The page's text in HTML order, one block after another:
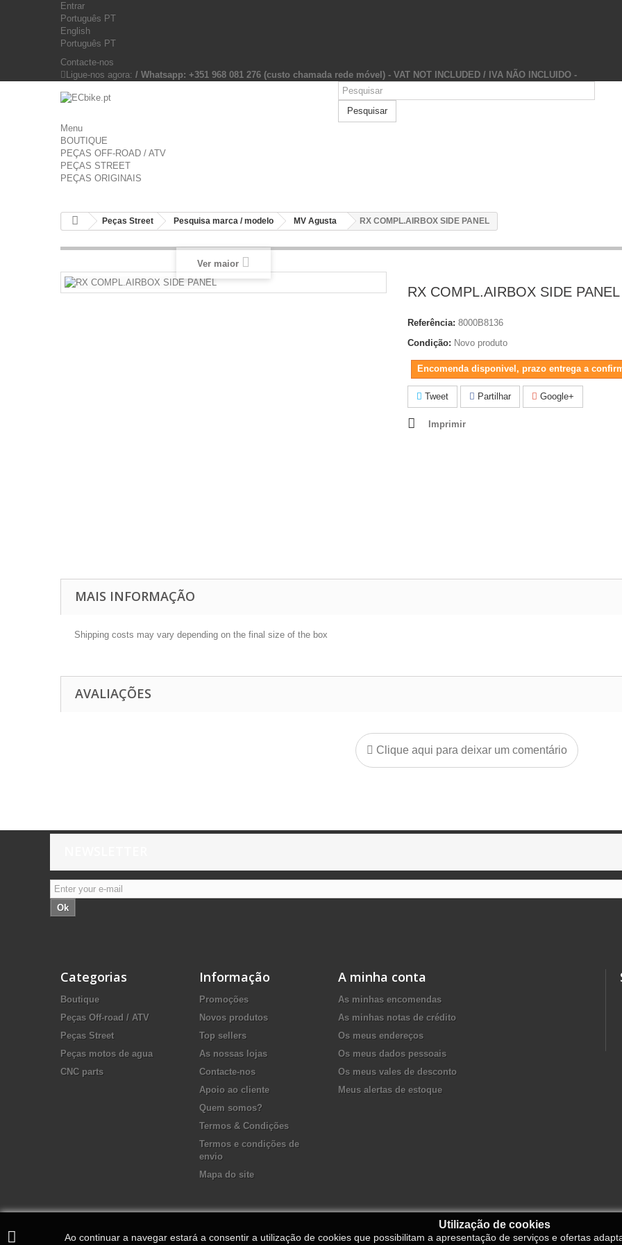
Entrar
Português PT
English
Português PT
Contacte-nos
Ligue-nos agora: / Whatsapp: +351 968 081 276 (custo chamada rede móvel) - VAT NOT INCLUDED / IVA NÃO INCLUIDO -
Pesquisar
Menu
BOUTIQUE
PEÇAS OFF-ROAD / ATV
PEÇAS STREET
PEÇAS ORIGINAIS
Peças Street Pesquisa marca / modelo MV Agusta RX COMPL.AIRBOX SIDE PANEL
Ver maior
RX COMPL.AIRBOX SIDE PANEL
Referência: 8000B8136
Condição: Novo produto
Encomenda disponivel, prazo entrega a
Tweet Partilhar Google+
Imprimir
MAIS INFORMAÇÃO
Shipping costs may vary depending on the final size of the box
AVALIAÇÕES
Clique aqui para deixar um comentário
Ok
Categorias
Boutique
Peças Off-road / ATV
Peças Street
Peças motos de agua
CNC parts
Informação
Promoções
Novos produtos
Top sellers
As nossas lojas
Contacte-nos
Apoio ao cliente
Quem somos?
Termos & Condições
Termos e condições de
envio
Mapa do site
A minha conta
As minhas encomendas
As minhas notas de crédito
Os meus endereços
Os meus dados pessoais
Os meus vales de desconto
Meus alertas de estoque
Utilização de cookies
Ao continuar a navegar estará a consentir a utilização de cookies que possibilitam a apresentação de serviços e ofertas